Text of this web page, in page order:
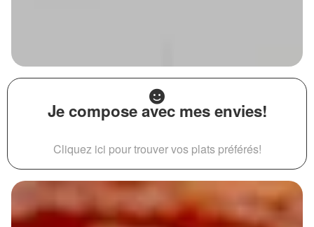
Je compose avec mes envies!
Cliquez ici pour trouver vos plats préférés!